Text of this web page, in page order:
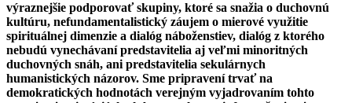
výraznejšie podporovať skupiny, ktoré sa snažia o duchovnú
kultúru, nefundamentalistický záujem o mierové využitie
spirituálnej dimenzie a dialóg náboženstiev, dialóg z ktorého
nebudú vynechávaní predstavitelia aj veľmi minoritných
duchovných snáh, ani predstavitelia sekulárnych
humanistických názorov. Sme pripravení trvať na
demokratických hodnotách verejným vyjadrovaním tohto